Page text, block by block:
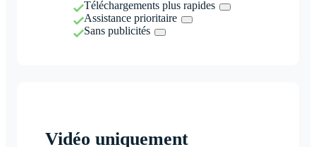
Téléchargements plus rapides
Assistance prioritaire
Sans publicités
Vidéo uniquement